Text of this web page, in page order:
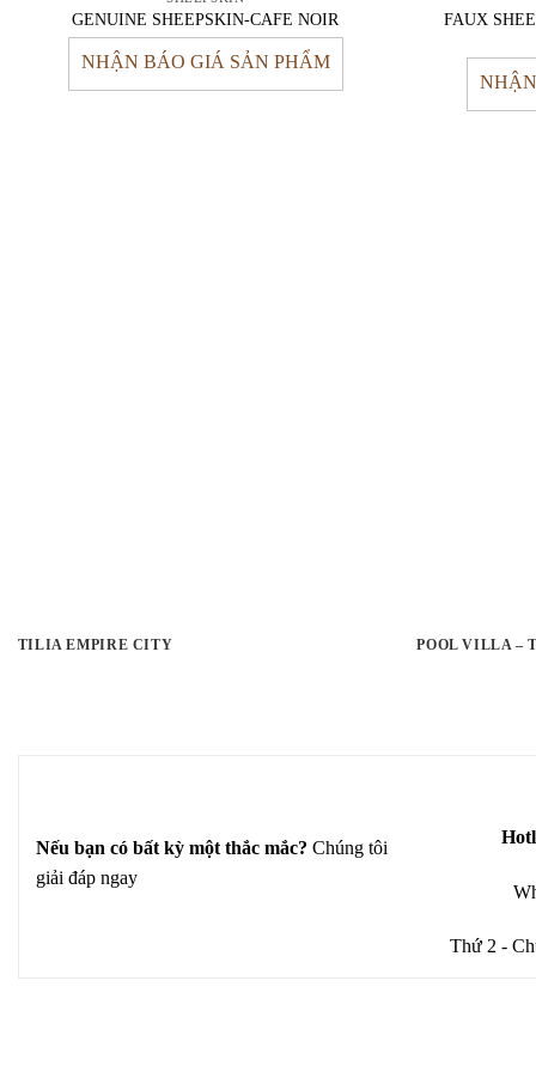
GENUINE SHEEPSKIN-CAFE NOIR
NHẬN BÁO GIÁ SẢN PHẨM
FAUX
TILIA EMPIRE CITY POOL VILLA –
Nếu bạn có bất kỳ một thắc mắc? Chúng tôi
giải đáp ngay
Thứ 2 -